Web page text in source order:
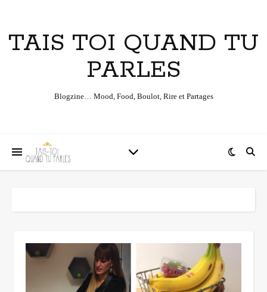
TAIS TOI QUAND TU
PARLES
Blogzine… Mood, Food, Boulot, Rire et Partages